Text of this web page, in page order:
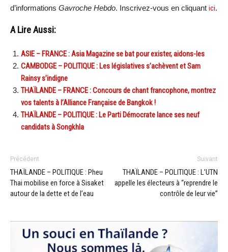
d’informations Gavroche Hebdo. Inscrivez-vous en cliquant ici.
A Lire Aussi:
ASIE – FRANCE : Asia Magazine se bat pour exister, aidons-les
CAMBODGE – POLITIQUE : Les législatives s’achèvent et Sam
Rainsy s’indigne
THAÏLANDE – FRANCE : Concours de chant francophone, montrez
vos talents à l’Alliance Française de Bangkok !
THAÏLANDE – POLITIQUE : Le Parti Démocrate lance ses neuf
candidats à Songkhla
Précédent
THAÏLANDE – POLITIQUE : Pheu
Thai mobilise en force à Sisaket
autour de la dette et de l’eau
Suivant
THAÏLANDE – POLITIQUE : L’UTN
appelle les électeurs à “reprendre le
contrôle de leur vie”